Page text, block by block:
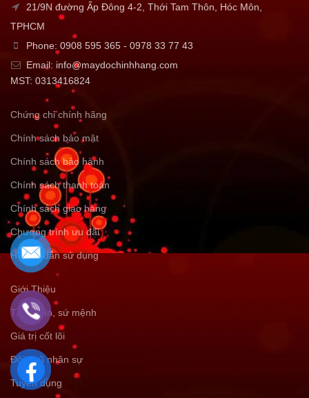
21/9N đường Ấp Đông 4-2, Thới Tam Thôn, Hóc Môn,
TPHCM
Phone: 0908 595 365 - 0978 33 77 43
Email: info@maydochinhhang.com
MST: 0313416824
Chứng chỉ chính hãng
Chính sách bảo mật
Chính sách bảo hành
Chính sách thanh toán
Chính sách giao hàng
Chương trình ưu đãi
Hướng dẫn sử dụng
Giới Thiệu
Tầm nhìn, sứ mệnh
Giá trị cốt lõi
Đội ngũ nhân sự
Tuyển dụng